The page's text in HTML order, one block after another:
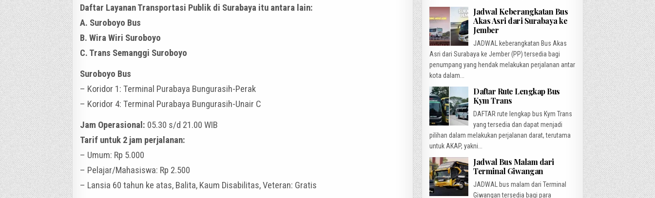
Daftar Layanan Transportasi Publik di Surabaya itu antara lain:
A. Suroboyo Bus
B. Wira Wiri Suroboyo
C. Trans Semanggi Suroboyo
Suroboyo Bus
– Koridor 1: Terminal Purabaya Bungurasih-Perak
– Koridor 4: Terminal Purabaya Bungurasih-Unair C
Jam Operasional: 05.30 s/d 21.00 WIB
Tarif untuk 2 jam perjalanan:
– Umum: Rp 5.000
– Pelajar/Mahasiswa: Rp 2.500
– Lansia 60 tahun ke atas, Balita, Kaum Disabilitas, Veteran: Gratis
Jadwal Keberangkatan Bus
Akas Asri dari Surabaya ke
Jember
JADWAL keberangkatan Bus Akas
Asri dari Surabaya ke Jember (PP) tersedia bagi
penumpang yang hendak melakukan perjalanan antar
kota dalam...
Daftar Rute Lengkap Bus
Kym Trans
DAFTAR rute lengkap bus Kym Trans
yang tersedia dan dapat menjadi
pilihan dalam melakukan perjalanan darat, terutama
untuk AKAP, yakni...
Jadwal Bus Malam dari
Terminal Giwangan
JADWAL bus malam dari Terminal
Giwangan tersedia bagi para